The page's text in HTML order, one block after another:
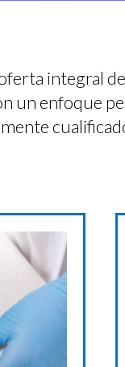
integral
un enfoque